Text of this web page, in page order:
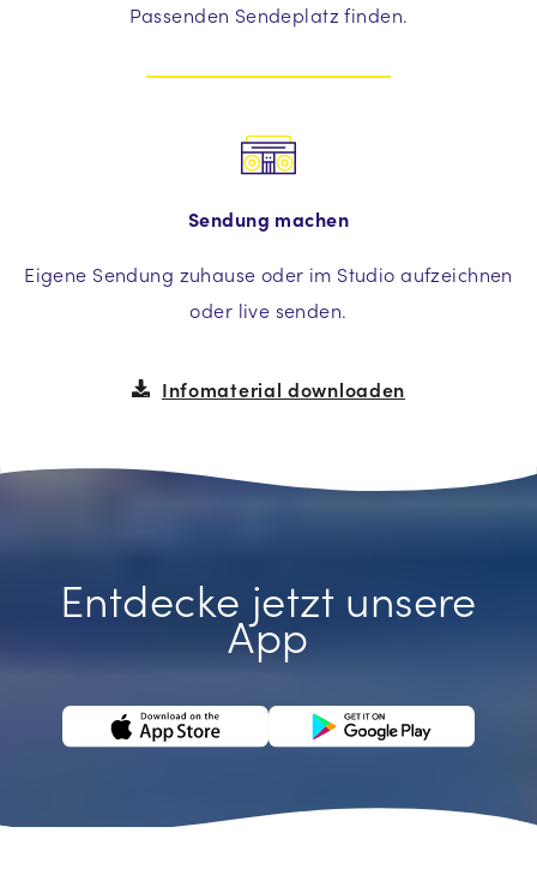
Passenden Sendeplatz finden.
Sendung machen
Eigene Sendung zuhause oder im Studio aufzeichnen
oder live senden.
Infomaterial downloaden
Entdecke jetzt unsere
App